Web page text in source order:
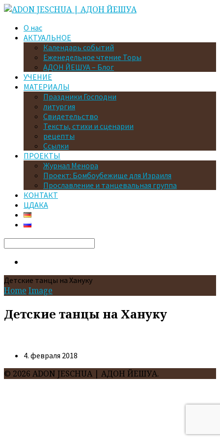
О нас
АКТУАЛЬНОЕ
Календарь событий
Еженедельное чтение Торы
АДОН ЙЕШУА – Блог
УЧЕНИЕ
МАТЕРИАЛЫ
Праздники Господни
литургия
Свидетельство
Тексты, стихи и сценарии
рецепты
Ссылки
ПРОЕКТЫ
Журнал Менора
Проект: Бомбоубежище для Израиля
Прославление и танцевальная группа
КОНТАКТ
ЦДАКА
Search
Детские танцы на Хануку
Home Image
Детские танцы на Хануку
4. февраля 2018
© 2026 ADON JESCHUA | АДОН ЙЕШУА.